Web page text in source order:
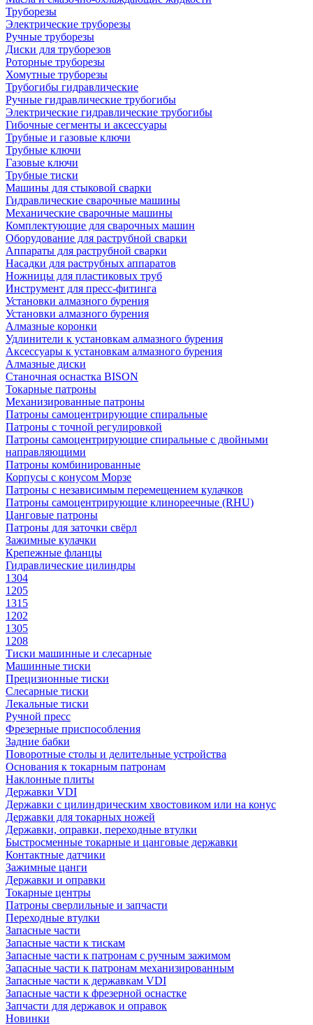
Труборезы
Электрические труборезы
Ручные труборезы
Диски для труборезов
Роторные труборезы
Хомутные труборезы
Трубогибы гидравлические
Ручные гидравлические трубогибы
Электрические гидравлические трубогибы
Гибочные сегменты и аксессуары
Трубные и газовые ключи
Трубные ключи
Газовые ключи
Трубные тиски
Машины для стыковой сварки
Гидравлические сварочные машины
Механические сварочные машины
Комплектующие для сварочных машин
Оборудование для раструбной сварки
Аппараты для раструбной сварки
Насадки для раструбных аппаратов
Ножницы для пластиковых труб
Инструмент для пресс-фитинга
Установки алмазного бурения
Установки алмазного бурения
Алмазные коронки
Удлинители к установкам алмазного бурения
Аксессуары к установкам алмазного бурения
Алмазные диски
Станочная оснастка BISON
Токарные патроны
Механизированные патроны
Патроны самоцентрирующие спиральные
Патроны с точной регулировкой
Патроны самоцентрирующие спиральные с двойными
направляющими
Патроны комбинированные
Корпусы с конусом Морзе
Патроны с независимым перемещением кулачков
Патроны самоцентрирующие клинореечные (RHU)
Цанговые патроны
Патроны для заточки свёрл
Зажимные кулачки
Крепежные фланцы
Гидравлические цилиндры
1304
1205
1315
1202
1305
1208
Тиски машинные и слесарные
Машинные тиски
Прецизионные тиски
Слесарные тиски
Лекальные тиски
Ручной пресс
Фрезерные приспособления
Задние бабки
Поворотные столы и делительные устройства
Основания к токарным патронам
Наклонные плиты
Державки VDI
Державки с цилиндрическим хвостовиком или на конус
Державки для токарных ножей
Державки, оправки, переходные втулки
Быстросменные токарные и цанговые державки
Контактные датчики
Зажимные цанги
Державки и оправки
Токарные центры
Патроны сверлильные и запчасти
Переходные втулки
Запасные части
Запасные части к тискам
Запасные части к патронам с ручным зажимом
Запасные части к патронам механизированным
Запасные части к державкам VDI
Запасные части к фрезерной оснастке
Запчасти для державок и оправок
Новинки